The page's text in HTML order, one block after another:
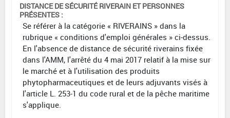
DISTANCE DE SÉCURITÉ RIVERAIN ET PERSONNES
PRÉSENTES :
Se référer à la catégorie « RIVERAINS » dans la
rubrique « conditions d'emploi générales » ci-dessus.
En l'absence de distance de sécurité riverains fixée
dans l'AMM, l'arrêté du 4 mai 2017 relatif à la mise sur
le marché et à l'utilisation des produits
phytopharmaceutiques et de leurs adjuvants visés à
l'article L. 253-1 du code rural et de la pêche maritime
s'applique.